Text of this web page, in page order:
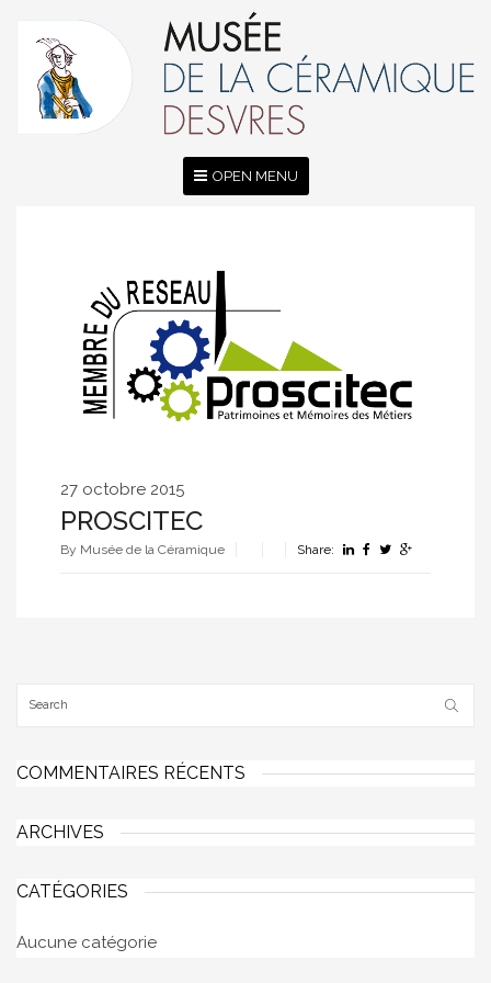
OPEN MENU
27 octobre 2015
PROSCITEC
By Musée de la Céramique Share:
COMMENTAIRES RÉCENTS
ARCHIVES
CATÉGORIES
Aucune catégorie